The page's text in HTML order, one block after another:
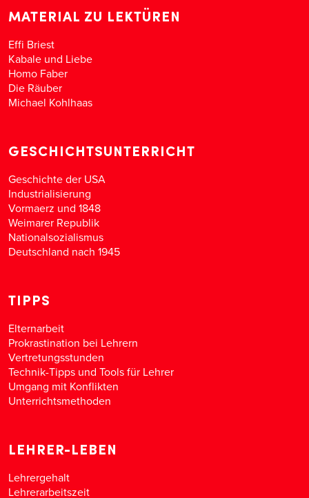
MATERIAL ZU LEKTÜREN
Effi Briest
Kabale und Liebe
Homo Faber
Die Räuber
Michael Kohlhaas
GESCHICHTSUNTERRICHT
Geschichte der USA
Industrialisierung
Vormaerz und 1848
Weimarer Republik
Nationalsozialismus
Deutschland nach 1945
TIPPS
Elternarbeit
Prokrastination bei Lehrern
Vertretungsstunden
Technik-Tipps und Tools für Lehrer
Umgang mit Konflikten
Unterrichtsmethoden
LEHRER-LEBEN
Lehrergehalt
Lehrerarbeitszeit